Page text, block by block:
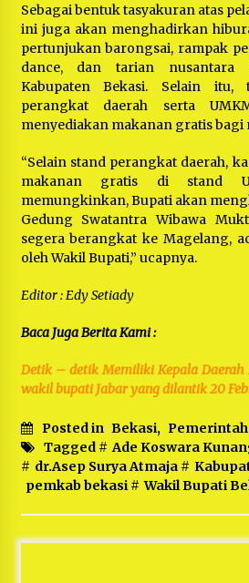
Sebagai bentuk tasyakuran atas
ini juga akan menghadirkan
pertunjukan barongsai, rampak
dance, dan tarian
Kabupaten Bekasi. Selain itu,
perangkat daerah serta
menyediakan makanan gratis bagi
“Selain stand perangkat daerah,
makanan gratis di stand
memungkinkan, Bupati akan
Gedung Swatantra Wibawa
segera berangkat ke Magelang,
oleh Wakil Bupati,” ucapnya.
Editor : Edy Setiady
Baca Juga Berita Kami :
Detik – detik Memiliki Kepala
wakil bupati Jabar yang dilantik 20
Posted in Bekasi, Pemerintah
Tagged # Ade Koswara
# dr.Asep Surya Atmaja#
pemkab bekasi# Wakil Bupati